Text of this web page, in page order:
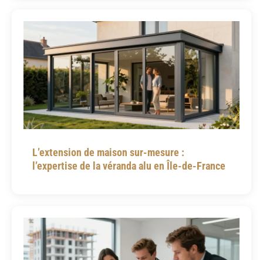
L’extension de maison sur-mesure :
l’expertise de la véranda alu en Île-de-France